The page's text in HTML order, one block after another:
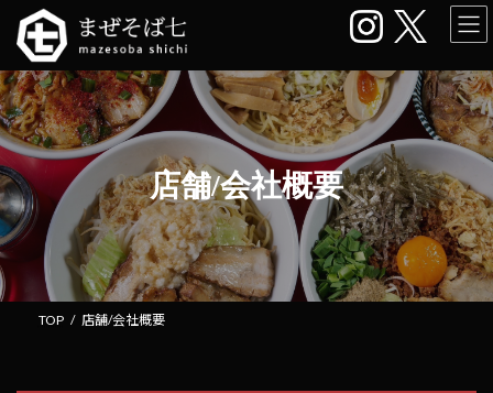
テ
ン
ツ
へ
ス
キ
ッ
プ
ゲ
ー
シ
ョ
ン
に
移
動
店舗/会社概要
TOP 店舗/会社概要